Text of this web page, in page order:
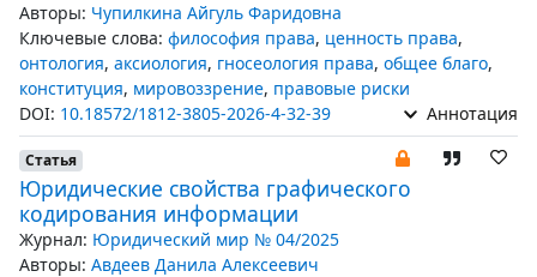
Авторы: Чупилкина Айгуль Фаридовна
Ключевые слова: философия права, ценность права,
онтология, аксиология, гносеология права, общее благо,
конституция, мировоззрение, правовые риски
DOI: 10.18572/1812-3805-2026-4-32-39 Аннотация
Статья
Юридические свойства графического
кодирования информации
Журнал: Юридический мир № 04/2025
Авторы: Авдеев Данила Алексеевич